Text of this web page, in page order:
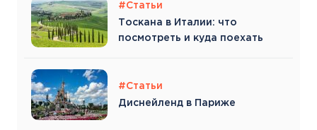
#Статьи
Тоскана в Италии: что
посмотреть и куда поехать
#Статьи
Диснейленд в Париже